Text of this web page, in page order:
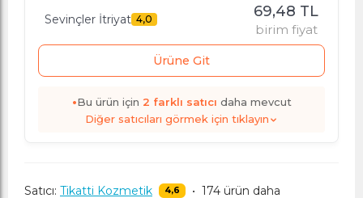
Sevinçler İtriyat 4,0 69,48 TL
birim fiyat
Ürüne Git
•Bu ürün için 2 farklı satıcı daha mevcut
Diğer satıcıları görmek için tıklayın
Satıcı: Tikatti Kozmetik 4,6 • 174 ürün daha